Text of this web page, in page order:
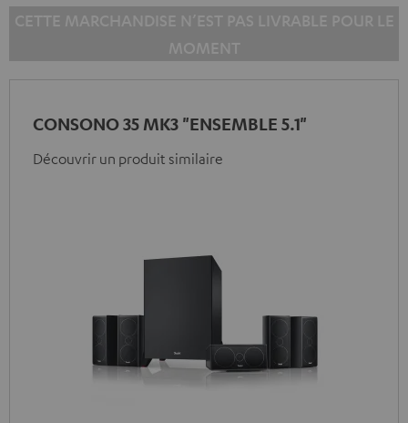
CONSONO 35 MK3 "ENSEMBLE 5.1"
Découvrir un produit similaire